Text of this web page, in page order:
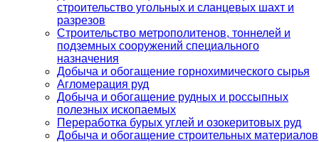
строительство угольных и сланцевых шахт и
разрезов
Строительство метрополитенов, тоннелей и
подземных сооружений специального
назначения
Добыча и обогащение горнохимического сырья
Агломерация руд
Добыча и обогащение рудных и россыпных
полезных ископаемых
Переработка бурых углей и озокеритовых руд
Добыча и обогащение строительных материалов